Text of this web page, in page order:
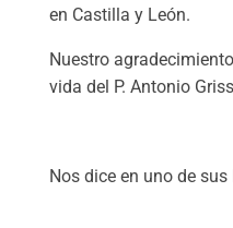
en Castilla y León.
Nuestro
vida del P. Antonio
Nos dice en uno de